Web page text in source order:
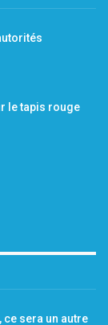
le tapis rouge
ce sera un autre